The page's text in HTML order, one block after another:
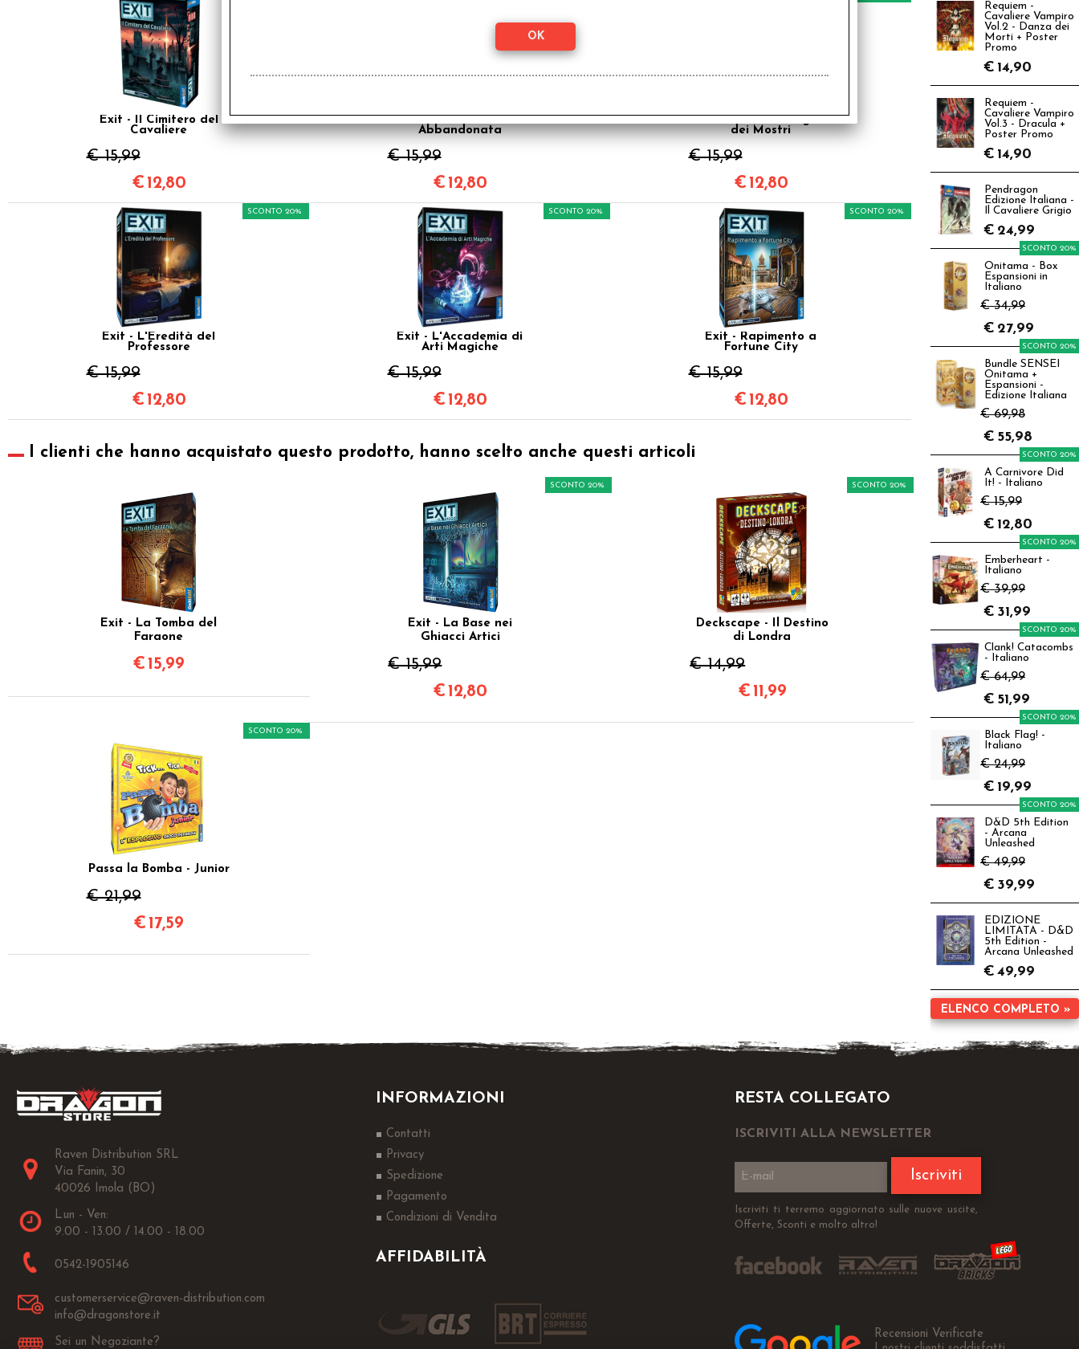
Exit - Il Cimitero del
Cavaliere
€ 15,99
€ 12,80
Exit - Ritorno alla Baita
Abbandonata
€ 15,99
€ 12,80
Exit Kids - Gli Enigmi
dei Mostri
€ 15,99
€ 12,80
Exit - L'Eredità del
Professore
€ 15,99
SCONTO 20%
€ 12,80
Exit - L'Accademia di
Arti Magiche
€ 15,99
SCONTO 20%
€ 12,80
Exit - Rapimento a
Fortune City
€ 15,99
SCONTO 20%
€ 12,80
I clienti che hanno acquistato questo prodotto, hanno scelto anche questi articoli
Exit - La Tomba del
Faraone
€ 15,99
Exit - La Base nei
Ghiacci Artici
€ 15,99
SCONTO 20%
€ 12,80
Deckscape - Il Destino
di Londra
€ 14,99
SCONTO 20%
€ 11,99
Passa la Bomba - Junior
€ 21,99
SCONTO 20%
€ 17,59
Requiem -
Cavaliere Vampiro
Vol.2 - Danza dei
Morti + Poster
Promo
€ 14,90
Requiem -
Cavaliere Vampiro
Vol.3 - Dracula +
Poster Promo
€ 14,90
Pendragon
Edizione Italiana -
Il Cavaliere Grigio
€ 24,99
Onitama - Box
Espansioni in
Italiano
€ 34,99
SCONTO 20%
€ 27,99
Bundle SENSEI
Onitama +
Espansioni -
Edizione Italiana
€ 69,98
SCONTO 20%
€ 55,98
A Carnivore Did
It! - Italiano
€ 15,99
SCONTO 20%
€ 12,80
Emberheart -
Italiano
€ 39,99
SCONTO 20%
€ 31,99
Clank! Catacombs
- Italiano
€ 64,99
SCONTO 20%
€ 51,99
Black Flag! -
Italiano
€ 24,99
SCONTO 20%
€ 19,99
D&D 5th Edition
- Arcana
Unleashed
€ 49,99
SCONTO 20%
€ 39,99
EDIZIONE
LIMITATA - D&D
5th Edition -
Arcana Unleashed
€ 49,99
ELENCO COMPLETO »
Raven Distribution SRL
Via Fanin, 30
40026 Imola (BO)
Lun - Ven:
9.00 - 13.00 / 14.00 - 18.00
0542-1905146
customerservice@raven-distribution.com
info@dragonstore.it
Sei un Negoziante?
INFORMAZIONI
Contatti
Privacy
Spedizione
Pagamento
Condizioni di Vendita
AFFIDABILITÀ
RESTA COLLEGATO
ISCRIVITI ALLA NEWSLETTER
Iscriviti
Iscriviti ti terremo aggiornato sulle nuove uscite,
Offerte, Sconti e molto altro!
Recensioni Verificate